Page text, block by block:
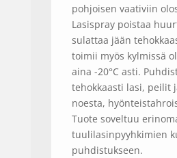
pohjoisen vaativiin
Lasispray poistaa
sulattaa jään
toimii myös kylmissä
aina -20°C asti.
tehokkaasti lasi, peilit
noesta,
Tuote soveltuu
tuulilasinpyyhkimien
puhdistukseen.